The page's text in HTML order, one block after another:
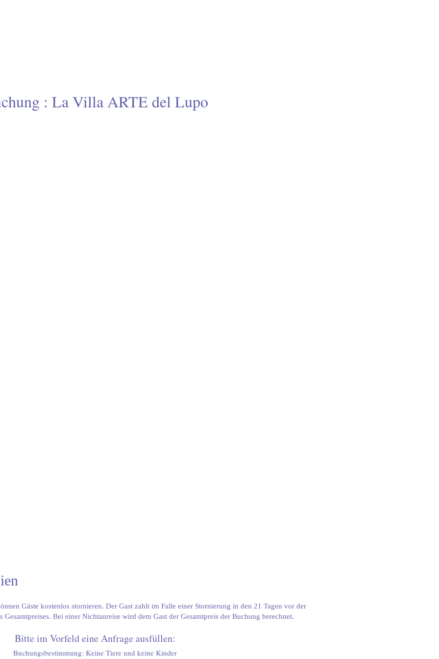
: La Villa ARTE del Lupo
Gäste kostenlos stornieren. Der Gast zahlt im Falle einer Stornierung in den 21 Tagen vor der
Gesamtpreises. Bei einer Nichtanreise wird dem Gast der Gesamtpreis der Buchung berechnet.
Bitte im Vorfeld eine Anfrage ausfüllen:
Buchungsbestimmung: Keine Tiere und keine Kinder